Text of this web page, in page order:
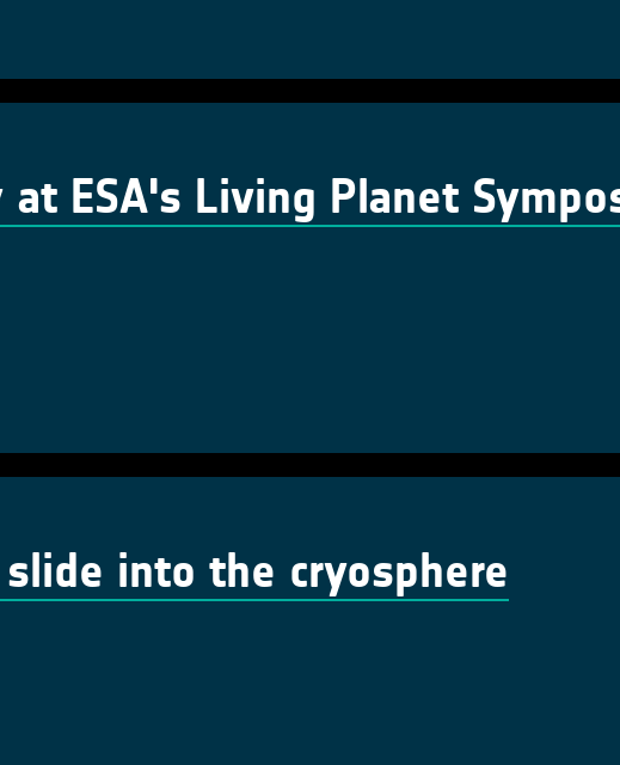
at ESA's Living Planet
into the cryosphere